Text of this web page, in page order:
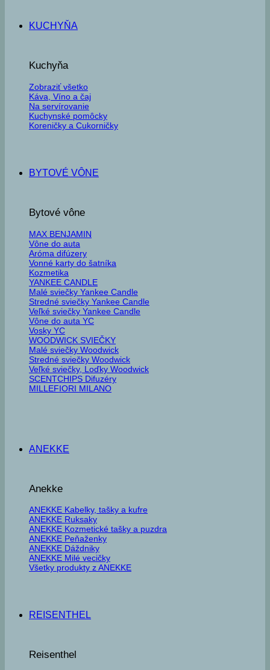
KUCHYŇA
Kuchyňa
Zobraziť všetko
Káva, Víno a čaj
Na servírovanie
Kuchynské pomôcky
Koreničky a Cukorničky
BYTOVÉ VÔNE
Bytové vône
MAX BENJAMIN
Vône do auta
Aróma difúzery
Vonné karty do šatníka
Kozmetika
YANKEE CANDLE
Malé sviečky Yankee Candle
Stredné sviečky Yankee Candle
Veľké sviečky Yankee Candle
Vône do auta YC
Vosky YC
WOODWICK SVIEČKY
Malé sviečky Woodwick
Stredné sviečky Woodwick
Veľké sviečky, Loďky Woodwick
SCENTCHIPS Difuzéry
MILLEFIORI MILANO
ANEKKE
Anekke
ANEKKE Kabelky, tašky a kufre
ANEKKE Ruksaky
ANEKKE Kozmetické tašky a puzdra
ANEKKE Peňaženky
ANEKKE Dáždniky
ANEKKE Milé vecičky
Všetky produkty z ANEKKE
REISENTHEL
Reisenthel